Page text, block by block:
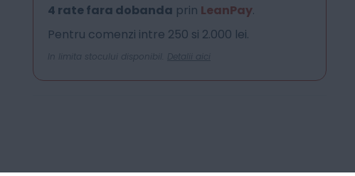
4 rate fara dobanda prin LeanPay.
Pentru comenzi intre 250 si 2.000 lei.
In limita stocului disponibil. Detalii aici